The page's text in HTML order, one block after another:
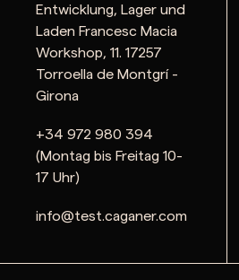
Entwicklung, Lager und
Laden Francesc Macia
Workshop, 11. 17257
Torroella de Montgrí -
Girona
+34 972 980 394
(Montag bis Freitag 10-
17 Uhr)
info@test.caganer.com